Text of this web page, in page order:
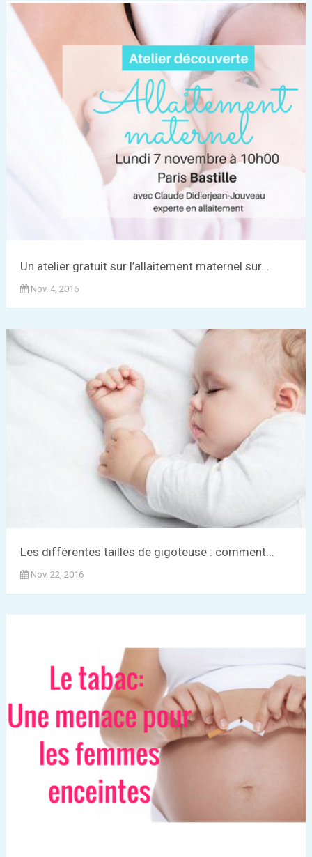
Un atelier gratuit sur l’allaitement maternel sur...
Nov. 4, 2016
Les différentes tailles de gigoteuse : comment...
Nov. 22, 2016